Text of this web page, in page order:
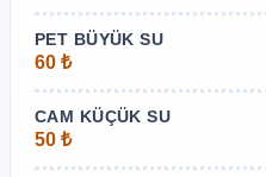
PET BÜYÜK SU
60 ₺
CAM KÜÇÜK SU
50 ₺